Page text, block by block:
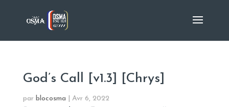
God’s Call [v1.3] [Chrys]
par blocosma
Avr 6, 2022